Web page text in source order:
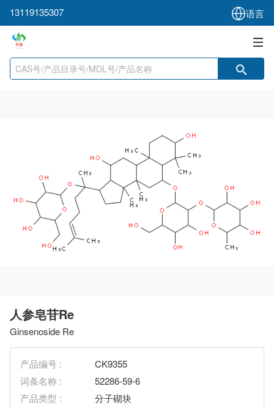
13119135307 语言
人参皂苷Re
Ginsenoside Re
产品编号 :
CK9355
词条名称 :
52286-59-6
产品类型 :
分子砌块